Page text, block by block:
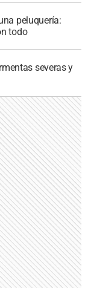
peluquería:
todo
severas y